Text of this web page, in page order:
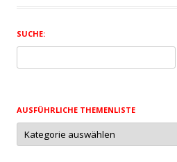
SUCHE:
nach:
AUSFÜHRLICHE THEMENLISTE
Ausführliche
Themenliste